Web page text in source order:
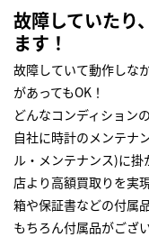
故障していたり
ます！
故障していて動作しな
があってもOK！
どんなコンディション
自社に時計のメンテナ
ル・メンテナンス)に
店より高額買取りを実
箱や保証書などの付属
もちろん付属品がござ